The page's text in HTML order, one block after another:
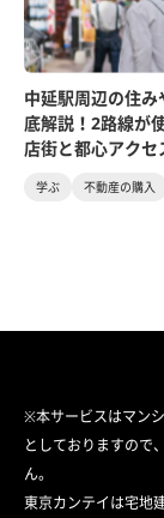
中延駅周辺の住み
底解説！2路線が
店街と都心アクセ
学ぶ 不動産の購入
※本サービスはマン
としておりますので
ん。
東京カンテイは宅地